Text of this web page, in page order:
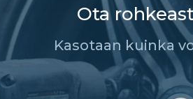
Ota
Kasotaan kuinka